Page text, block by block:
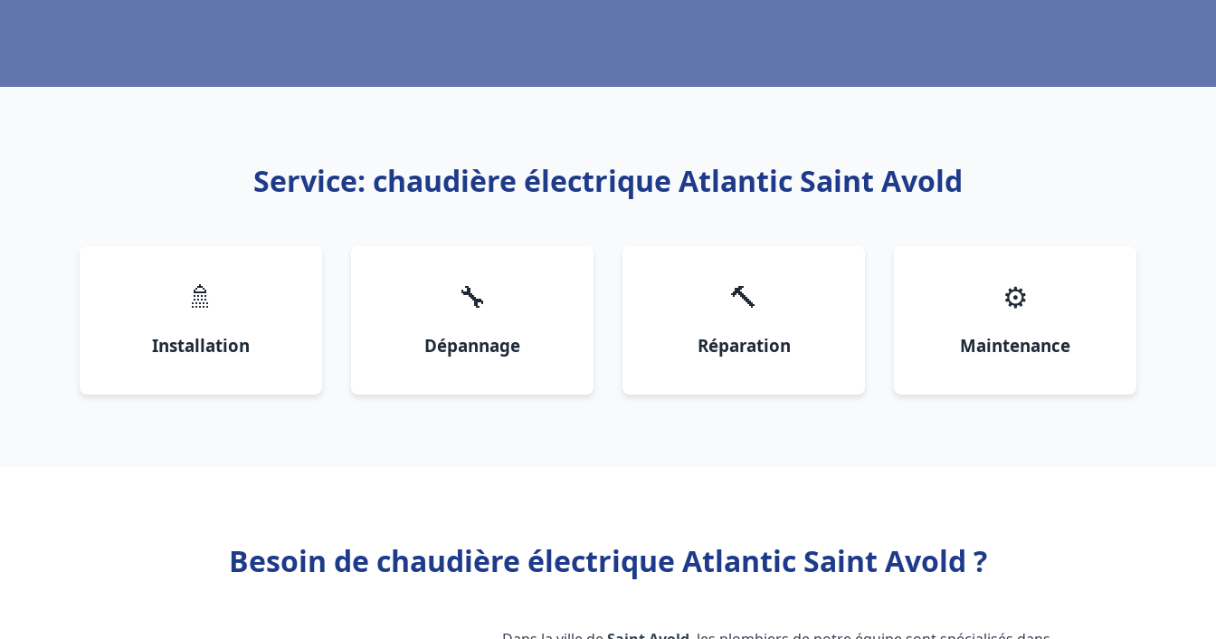
Service: chaudière électrique Atlantic Saint Avold
🚿
Installation
🔧
Dépannage
🔨
Réparation
⚙️
Maintenance
Besoin de chaudière électrique Atlantic Saint Avold ?